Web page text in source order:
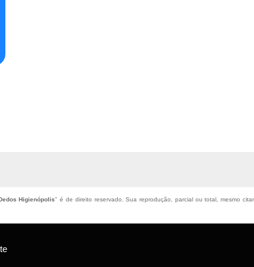
Higienópolis" é de direito reservado. Sua reprodução, parcial ou total, mesmo